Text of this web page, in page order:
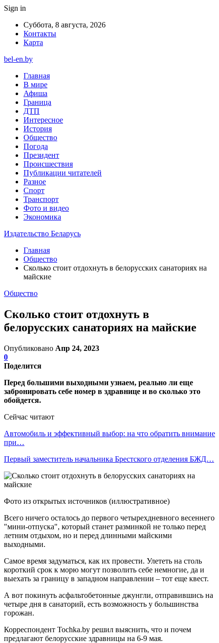
Sign in
Суббота, 8 августа, 2026
Контакты
Карта
bel-en.by
Главная
В мире
Афиша
Граница
ДТП
Интересное
История
Общество
Погода
Президент
Происшествия
Публикации читателей
Разное
Спорт
Транспорт
Фото и видео
Экономика
Издательство Беларусь
Главная
Общество
Сколько стоит отдохнуть в белорусских санаториях на
майские
Общество
Сколько стоит отдохнуть в
белорусских санаториях на майские
Опубликовано Апр 24, 2023
0
Поделится
Перед большими выходными узнаем, реально ли еще
забронировать себе номер в здравнице и во сколько это
обойдется.
Сейчас читают
Автомобиль и эффективный выбор: на что обратить внимание
при…
Первый заместитель начальника Брестского отделения БЖД…
Фото из открытых источников (иллюстративное)
Всего ничего осталось до первого четырехдневного весеннего
"мини-отпуска", который станет разминкой не только перед
летним отдыхом, но и перед длинными майскими
выходными.
Самое время задуматься, как их провести. Улететь на столь
короткий срок к морю могут позволить себе немногие, да и
выехать за границу в западном направлении – тот еще квест.
А вот покинуть асфальтобетонные джунгли, отправившись на
четыре дня в санаторий, есть возможность у большинства
горожан.
Корреспондент Tochka.by решил выяснить, что и почем
предлагают белорусские здравницы на 6-9 мая.